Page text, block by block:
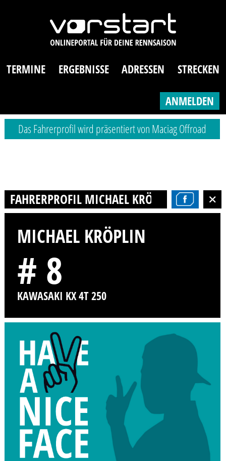
TERMINE ERGEBNISSE ADRESSEN STRECKEN
ANMELDEN
Das Fahrerprofil wird präsentiert von Maciag Offroad
FAHRERPROFIL MICHAEL KRÖPLIN
MICHAEL KRÖPLIN
# 8
KAWASAKI KX 4T 250